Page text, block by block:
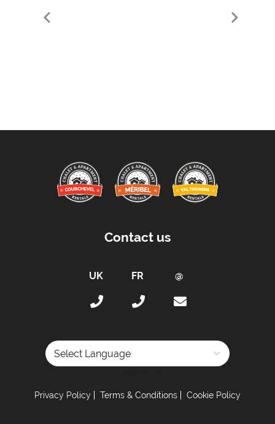
Contact us
Privacy Policy Terms & Conditions Cookie Policy